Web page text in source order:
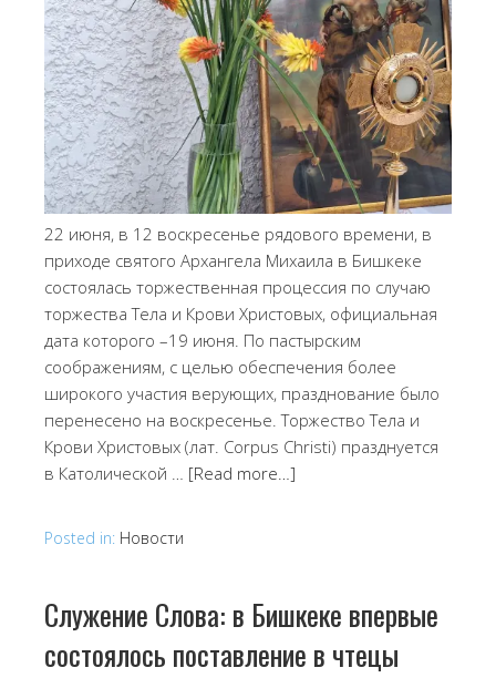
22 июня, в 12 воскресенье рядового времени, в
приходе святого Архангела Михаила в Бишкеке
состоялась торжественная процессия по случаю
торжества Тела и Крови Христовых, официальная
дата которого –19 июня. По пастырским
соображениям, с целью обеспечения более
широкого участия верующих, празднование было
перенесено на воскресенье. Торжество Тела и
Крови Христовых (лат. Corpus Christi) празднуется
в Католической … [Read more…]
Posted in: Новости
Служение Слова: в Бишкеке впервые
состоялось поставление в чтецы